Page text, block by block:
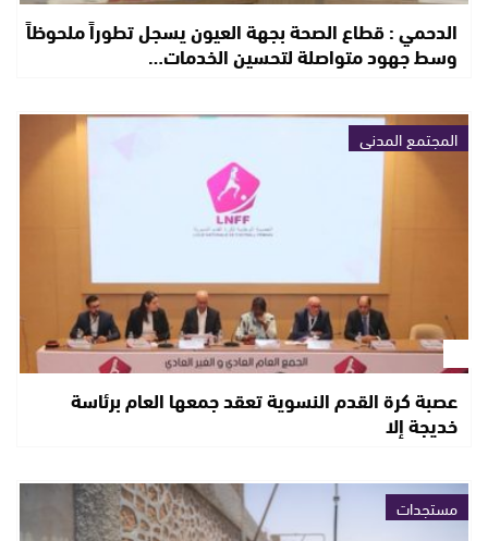
الدحمي : قطاع الصحة بجهة العيون يسجل تطوراً ملحوظاً
وسط جهود متواصلة لتحسين الخدمات…
المجتمع المدني
عصبة كرة القدم النسوية تعقد جمعها العام برئاسة
خديجة إلا
مستجدات